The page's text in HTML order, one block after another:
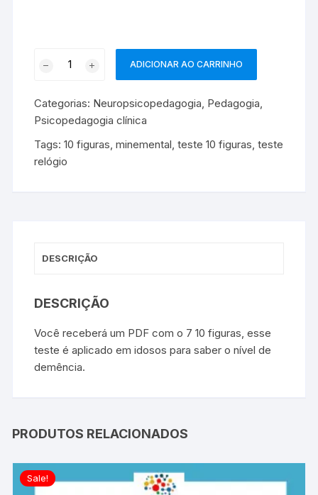
quantidade
ADICIONAR AO CARRINHO
Categorias: Neuropsicopedagogia Pedagogia
Psicopedagogia clínica
Tags:10 figuras ,minemental ,teste 10 figuras ,teste
relógio
DESCRIÇÃO
DESCRIÇÃO
Você receberá um PDF com o 7 10 figuras, esse
teste é aplicado em idosos para saber o nível de
demência.
PRODUTOS RELACIONADOS
Sale!